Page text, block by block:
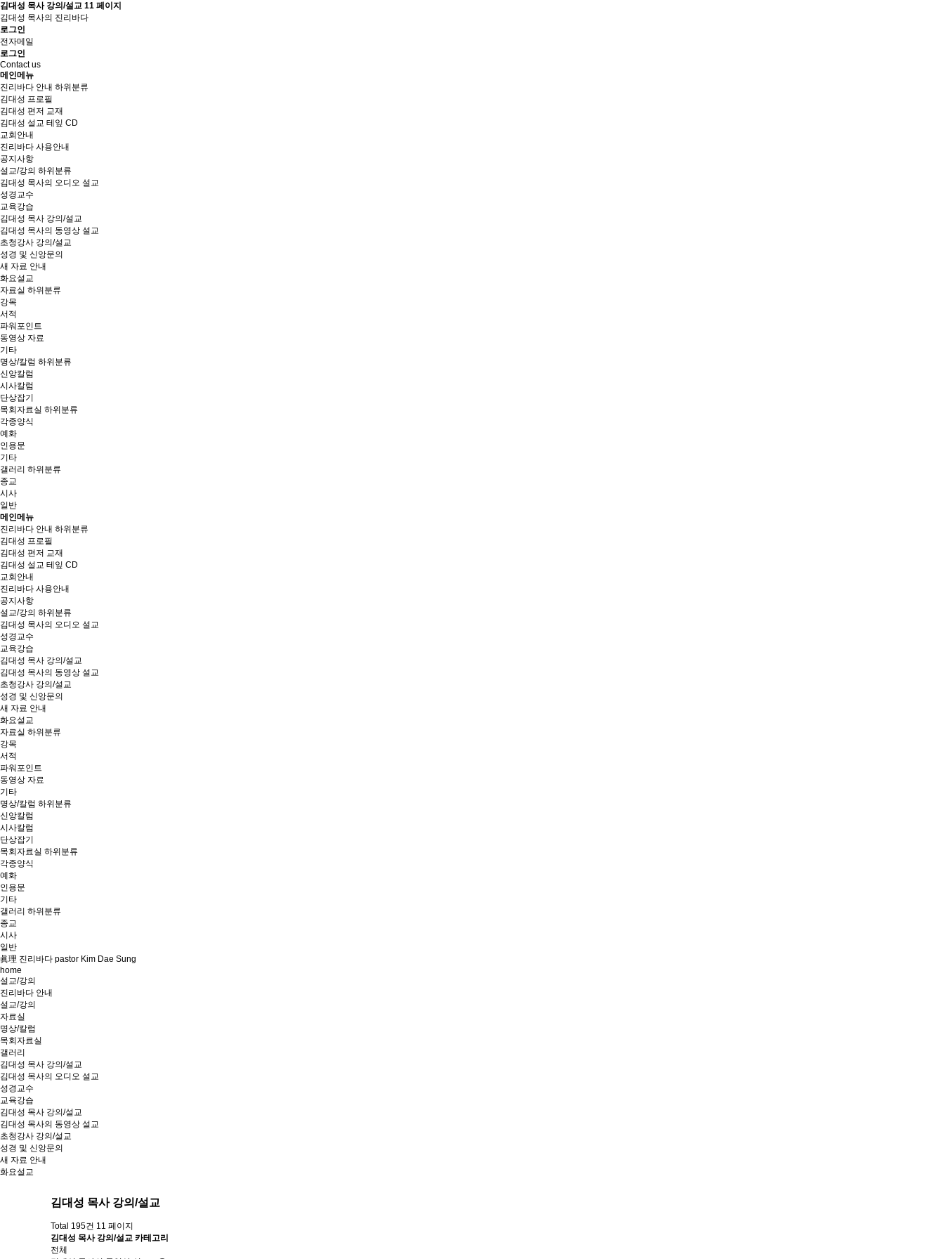
김대성 목사 강의/설교 11 페이지
김대성 목사의 진리바다
로그인
전자메일
로그인
Contact us
메인메뉴
진리바다 안내 하위분류
김대성 프로필
김대성 편저 교재
김대성 설교 테잎 CD
교회안내
진리바다 사용안내
공지사항
설교/강의 하위분류
김대성 목사의 오디오 설교
성경교수
교육강습
김대성 목사 강의/설교
김대성 목사의 동영상 설교
초청강사 강의/설교
성경 및 신앙문의
새 자료 안내
화요설교
자료실 하위분류
강목
서적
파워포인트
동영상 자료
기타
명상/칼럼 하위분류
신앙칼럼
시사칼럼
단상잡기
목회자료실 하위분류
각종양식
예화
인용문
기타
갤러리 하위분류
종교
시사
일반
메인메뉴
진리바다 안내 하위분류
김대성 프로필
김대성 편저 교재
김대성 설교 테잎 CD
교회안내
진리바다 사용안내
공지사항
설교/강의 하위분류
김대성 목사의 오디오 설교
성경교수
교육강습
김대성 목사 강의/설교
김대성 목사의 동영상 설교
초청강사 강의/설교
성경 및 신앙문의
새 자료 안내
화요설교
자료실 하위분류
강목
서적
파워포인트
동영상 자료
기타
명상/칼럼 하위분류
신앙칼럼
시사칼럼
단상잡기
목회자료실 하위분류
각종양식
예화
인용문
기타
갤러리 하위분류
종교
시사
일반
眞理 진리바다 pastor Kim Dae Sung
home
설교/강의
진리바다 안내
설교/강의
자료실
명상/칼럼
목회자료실
갤러리
김대성 목사 강의/설교
김대성 목사의 오디오 설교
성경교수
교육강습
김대성 목사 강의/설교
김대성 목사의 동영상 설교
초청강사 강의/설교
성경 및 신앙문의
새 자료 안내
화요설교
김대성 목사 강의/설교
Total 195건 11 페이지
김대성 목사 강의/설교 카테고리
전체